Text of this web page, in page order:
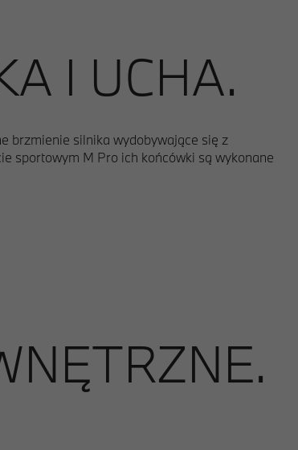
I UCHA.
brzmienie silnika wydobywające się z
sportowym M Pro ich końcówki są wykonane